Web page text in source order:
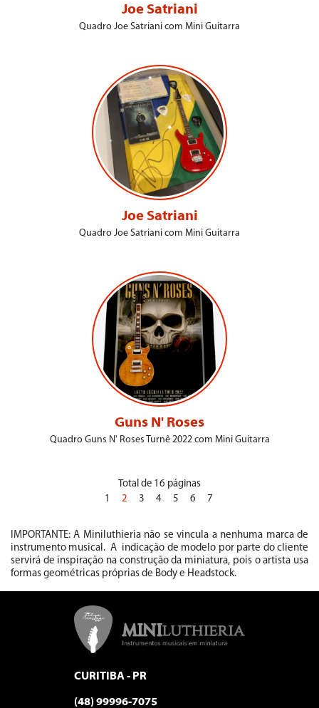
Joe Satriani
Quadro Joe Satriani com Mini Guitarra
Joe Satriani
Quadro Joe Satriani com Mini Guitarra
Guns N' Roses
Quadro Guns N' Roses Turnê 2022 com Mini Guitarra
Total de 16 páginas
1
2 3 4 5 6 7
IMPORTANTE: A Miniluthieria não se vincula a nenhuma marca de
instrumento musical. A indicação de modelo por parte do cliente
servirá de inspiração na construção da miniatura, pois o artista usa
formas geométricas próprias de Body e Headstock.
CURITIBA - PR
(48) 99996-7075